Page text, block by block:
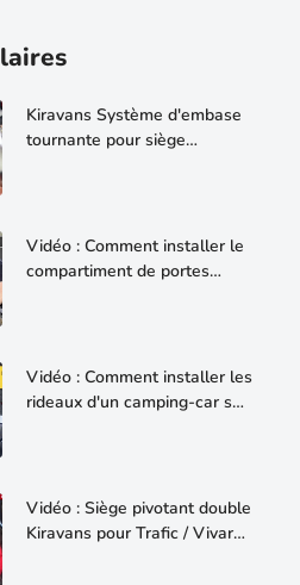
Kiravans Système d'embase
tournante pour siège
Vidéo : Comment installer le
compartiment de portes
Vidéo : Comment installer les
rideaux d'un camping-car sur
Vidéo : Siège pivotant double
Kiravans pour Trafic / Vivaro